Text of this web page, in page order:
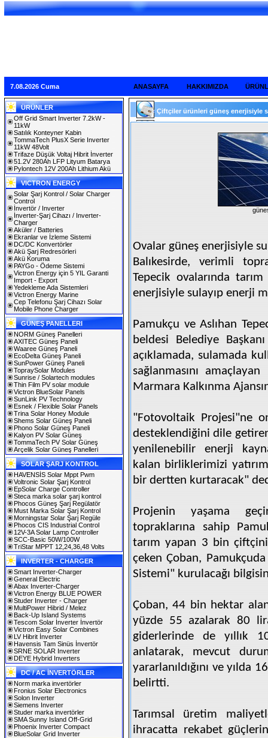
7.08.2026 Cuma ANASAYFA HAKKIMIZDA
ÜRÜNLER
Off Grid Smart Inverter 7.2kW -
11kW
Satılık Konteyner Kabin
TommaTech PlusX Serie Inverter
11kW 48Volt
Trifaze Düşük Voltaj Hibrit İnverter
51.2V 280Ah LFP Lityum Batarya
Pylontech 12V 200Ah Lithium Akü
VICTRON ENERGY
Solar Şarj Kontrol / Solar Charger
Control
İnvertör / Inverter
İnverter-Şarj Cihazı / Inverter-
Charger
Aküler / Batteries
Ekranlar ve İzleme Sistemi
DC/DC Konvertörler
Akü Şarj Redresörleri
Akü Koruma
PAYGo - Ödeme Sistemi
Victron Energy için 5 YIL Garanti
Import - Export
Yedekleme Ada Sistemleri
Victron Energy Marine
Cep Telefonu Şarj Cihazı Solar
Mobile Phone Charger
GÜNEŞ PANELLERI
NORM Güneş Panelleri
AXITEC Güneş Paneli
Waaree Güneş Paneli
EcoDelta Güneş Paneli
SunPower Güneş Paneli
TopraySolar Modules
Sunrise / Solartech modules
Thin Film PV solar module
Victron BlueSolar Panels
SunLink PV Technology
Esnek / Flexible Solar Panels
Trina Solar Honey Module
Shems Solar Güneş Paneli
Phono Solar Güneş Paneli
Kalyon PV Solar Güneş
TommaTech PV Solar Güneş
Arçelik Solar Güneş Panelleri
SOLAR ŞARJ KONTROL
HAVENSİS Solar Mppt Pwm
Voltronic Solar Şarj Kontrol
EpSolar Charge Controller
Steca marka solar şarj kontrol
Phocos Güneş Şarj Regülatör
Must Marka Solar Şarj Kontrol
Morningstar Solar Şarj Regüle
Phocos CIS Industrial Control
12V-3A Solar Lamp Controller
SCC-Basic 50W/100W
TriStar MPPT 12,24,36,48 Volts
INVERTER - CHARGER
Smart Inverter-Charger
General Electric
Abax Inverter-Charger
Victron Energy BLUE POWER
Studer Inverter - Charger
MultiPower Hibrid / Melez
Back-Up Island Systems
Tescom Solar İnverter İnvertör
Victron Easy Solar Combines
LV Hibrit İnverter
Havensis Tam Sinüs İnvertör
SRNE SOLAR Inverter
DEYE Hybrid Inverters
DC / AC İNVERTÖRLER
Norm marka invertörler
Fronius Solar Electronics
Solon Inverter
Siemens Inverter
Studer marka invertörler
SMA Sunny Island Off-Grid
Phoenix Inverter Compact
BlueSolar Grid Inverter
Çiftçiler ürünleri güneş enerjisiyle
Ovalar güneş enerjisiyle
Balıkesirde, verimli
Tepecik ovalarında
enerjisiyle sulayıp enerji
Pamukçu ve Aslıhan
beldesi Belediye
açıklamada, sulamada
sağlanmasını
Marmara Kalkınma
"Fotovoltaik Projesi"ne
desteklendiğini dile
yenilenebilir enerji
kalan birliklerimizi
bir dertten kurtaracak"
Projenin yaşama
topraklarına sahip
tarım yapan 3 bin
çeken Çoban,
Sistemi" kurulacağı
Çoban, 44 bin hektar
yüzde 55 azalarak 80
giderlerinde de yıllık
anlatarak, mevcut
yararlanıldığını ve yılda
belirtti.
Tarımsal üretim
ihracatta rekabet